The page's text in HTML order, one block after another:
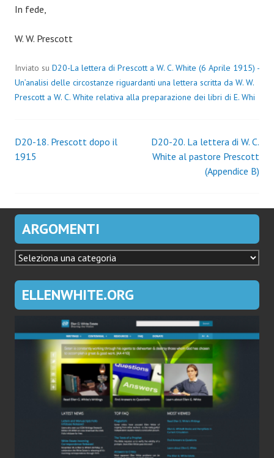
In fede,
W. W. Prescott
Inviato su D20-La lettera di Prescott a W. C. White (6 Aprile 1915) -
Un’analisi delle circostanze riguardanti una lettera scritta da W. W.
Prescott a W. C. White relativa alla preparazione dei libri di E. Whi
Navigazione
articoli
D20-18. Prescott dopo il
1915
D20-20. La lettera di W. C.
White al pastore Prescott
(Appendice B)
ARGOMENTI
ARGOMENTI
ELLENWHITE.ORG